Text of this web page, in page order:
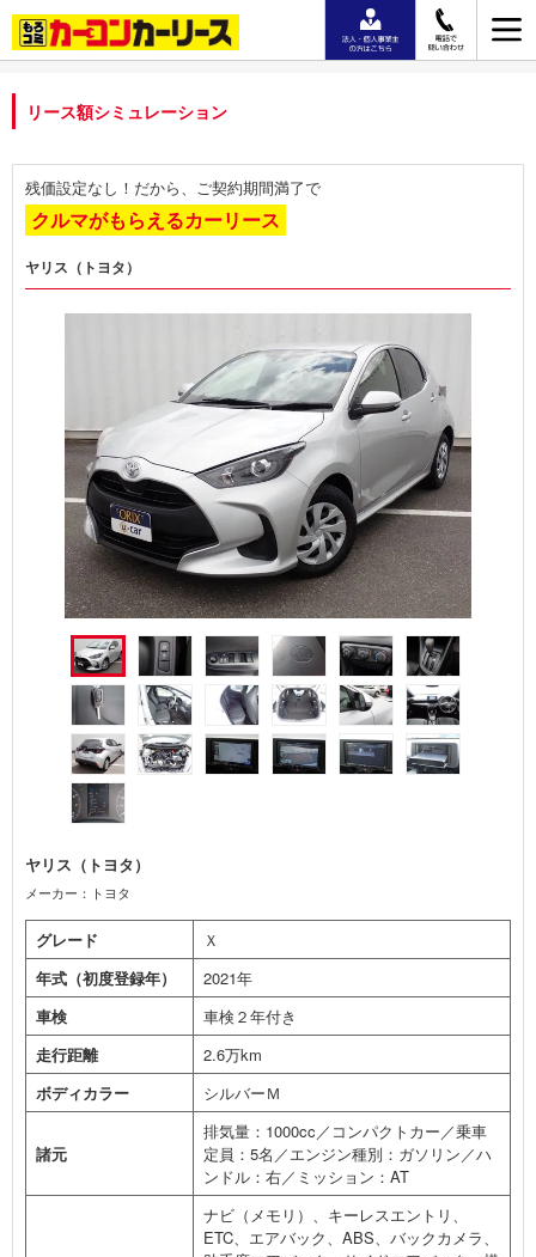
リース額シミュレーション
残価設定なし！だから、ご契約期間満了で
クルマがもらえるカーリース
ヤリス（トヨタ）
ヤリス（トヨタ）
メーカー：トヨタ
グレード
Ｘ
年式（初度登録年）
2021年
車検
車検２年付き
走行距離
2.6万km
ボディカラー
シルバーＭ
諸元
排気量：1000cc／コンパクトカー／乗車
定員：5名／エンジン種別：ガソリン／ハ
ンドル：右／ミッション：AT
ナビ（メモリ）、キーレスエントリ、
ETC、エアバック、ABS、バックカメラ、